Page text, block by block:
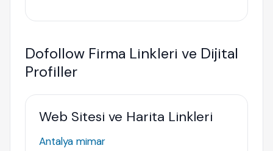
Dofollow Firma Linkleri ve Dijital
Profiller
Web Sitesi ve Harita Linkleri
Antalya mimar